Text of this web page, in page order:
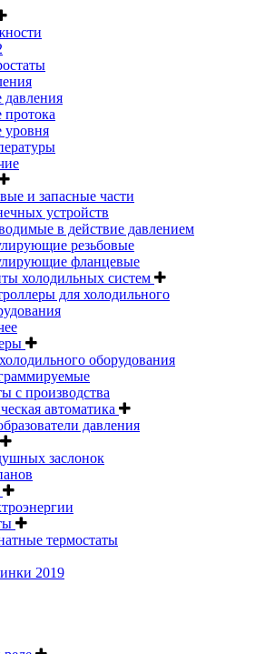
давления
протока
уровня
и запасные части
устройств
в действие давлением
резьбовые
фланцевые
холодильных систем
для холодильного
оборудования
с производства
автоматика
давления
заслонок
термостаты
2019